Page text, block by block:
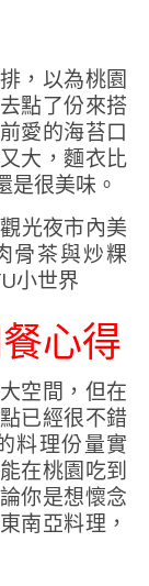
，以為桃園
點了份來搭
愛的海苔口
大，麵衣比
是很美味。
心得
空間，但在
已經很不錯
料理份量實
在桃園吃到
你是想懷念
南亞料理，